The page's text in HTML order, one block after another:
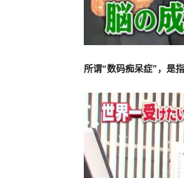
所谓“数码痴呆症”，是